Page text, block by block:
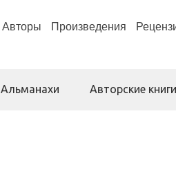
Авторы Произведения
Альманахи Авторские книги